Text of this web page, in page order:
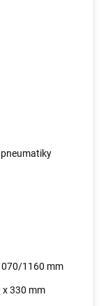
1160 mm
x 330 mm